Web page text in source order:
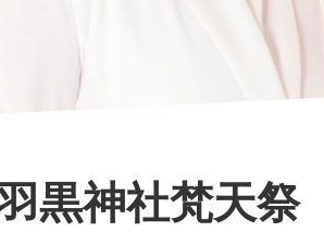
黒神社梵天祭